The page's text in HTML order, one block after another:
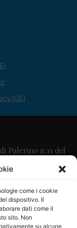
come i cookie
dispositivo. Il
dati come il
sito. Non
su alcune
(UE)
Palermo n.11 del